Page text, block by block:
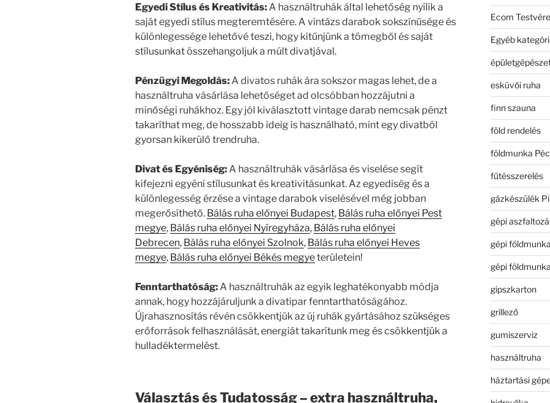
Egyedi Stílus és Kreativitás: A használtruhák által lehetőség nyílik a
saját egyedi stílus megteremtésére. A vintázs darabok sokszínűsége és
különlegessége lehetővé teszi, hogy kitűnjünk a tömegből és saját
stílusunkat összehangoljuk a múlt divatjával.
Pénzügyi Megoldás: A divatos ruhák ára sokszor magas lehet, de a
használtruha vásárlása lehetőséget ad olcsóbban hozzájutni a
minőségi ruhákhoz. Egy jól kiválasztott vintage darab nemcsak pénzt
takaríthat meg, de hosszabb ideig is használható, mint egy divatból
gyorsan kikerülő trendruha.
Divat és Egyéniség: A használtruhák vásárlása és viselése segít
kifejezni egyéni stílusunkat és kreativitásunkat. Az egyediség és a
különlegesség érzése a vintage darabok viselésével még jobban
megerősíthető. Bálás ruha előnyei Budapest, Bálás ruha előnyei Pest
megye, Bálás ruha előnyei Nyíregyháza, Bálás ruha előnyei
Debrecen, Bálás ruha előnyei Szolnok, Bálás ruha előnyei Heves
megye, Bálás ruha előnyei Békés megyeterületein!
Fenntarthatóság: A használtruhák az egyik leghatékonyabb módja
annak, hogy hozzájáruljunk a divatipar fenntarthatóságához.
Újrahasznosítás révén csökkentjük az új ruhák gyártásához szükséges
erőforrások felhasználását, energiát takarítunk meg és csökkentjük a
hulladéktermelést.
Választás és Tudatosság – extra használtruha,
Ecom
Egyéb
esküvői ruha
finn szauna
föld rendelés
földmunka
fűtésszerelés
gázkészülék
gépi
gépi földmunka
gépi
gipszkarton
grillező
gumiszerviz
használtruha
háztartási